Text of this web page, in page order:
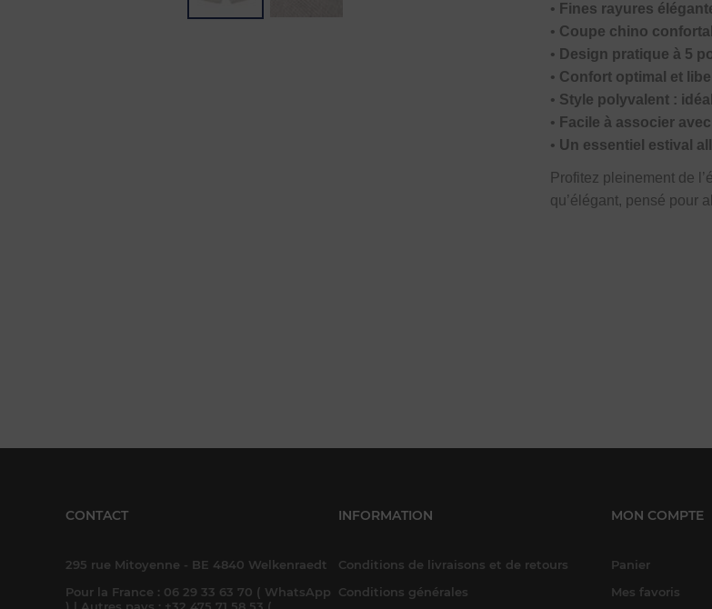
• Fines rayures
• Coupe chino
• Design pratique à 5
• Confort optimal et
• Style polyvalent :
• Facile à associer
• Un essentiel estival
Profitez pleinement de
qu’élégant, pensé pour
CONTACT
295 rue Mitoyenne - BE 4840 Welkenraedt
Pour la France : 06 29 33 63 70 ( WhatsApp
INFORMATION
Conditions de livraisons et de retours
Conditions générales
MON COMPTE
Panier
Mes favoris